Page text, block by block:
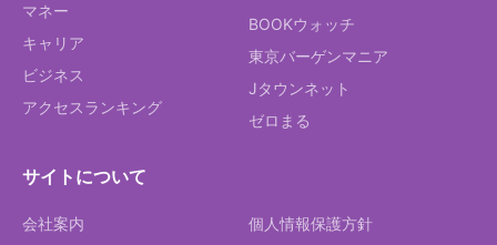
マネー
キャリア
ビジネス
アクセスランキング
BOOKウォッチ
東京バーゲンマニア
Jタウンネット
ゼロまる
サイトについて
会社案内
個人情報保護方針